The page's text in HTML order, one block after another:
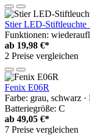
Stier LED-Stiftleuchte
Funktionen:
ab 19,98 €*
2 Preise vergleichen
Fenix E06R
Farbe: grau, schwarz
Batteriegröße: C
ab 49,05 €*
7 Preise vergleichen